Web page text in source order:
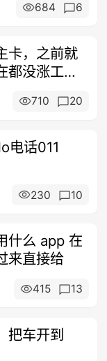
684 6
卡，之前就
都没涨工
710 20
电话011
230 10
什么 app 在
来直接给
415 13
把车开到